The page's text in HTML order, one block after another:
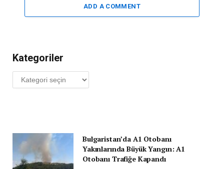
ADD A COMMENT
Kategoriler
Kategoriler
Bulgaristan’da A1 Otobanı
Yakınlarında Büyük Yangın: A1
Otobanı Trafiğe Kapandı